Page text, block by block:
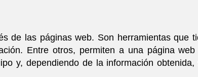
de las páginas web. Son herramientas que
Entre otros, permiten a una página
y, dependiendo de la información